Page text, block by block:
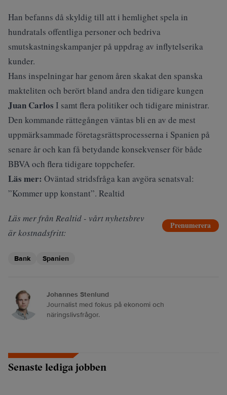
Han befanns då skyldig till att i hemlighet spela in
hundratals offentliga personer och bedriva
smutskastningskampanjer på uppdrag av inflytelserika
kunder.
Hans inspelningar har genom åren skakat den spanska
makteliten och berört bland andra den tidigare kungen
Juan Carlos I samt flera politiker och tidigare ministrar.
Den kommande rättegången väntas bli en av de mest
uppmärksammade företagsrättsprocesserna i Spanien på
senare år och kan få betydande konsekvenser för både
BBVA och flera tidigare toppchefer.
Läs mer: Oväntad stridsfråga kan avgöra senatsval:
”Kommer upp konstant”. Realtid
Läs mer från Realtid - vårt nyhetsbrev
är kostnadsfritt:
Prenumerera
Bank Spanien
Johannes Stenlund
Journalist med fokus på ekonomi och
näringslivsfrågor.
Senaste lediga jobben